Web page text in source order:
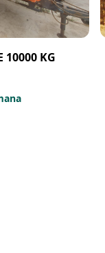
10000 KG